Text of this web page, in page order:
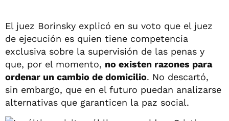
El juez Borinsky explicó en su voto que el juez
de ejecución es quien tiene competencia
exclusiva sobre la supervisión de las penas y
que, por el momento, no existen razones para
ordenar un cambio de domicilio. No descartó,
sin embargo, que en el futuro puedan analizarse
alternativas que garanticen la paz social.